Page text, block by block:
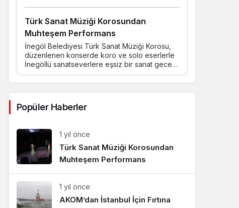
Gece Modu
Gece modunu seçin.
Sistem Modu
Sistem modunu seçin.
Türk Sanat Müziği Korosundan
Muhteşem Performans
İnegöl Belediyesi Türk Sanat Müziği Korosu,
düzenlenen konserde koro ve solo eserlerle
İnegöllü sanatseverlere eşsiz bir sanat gecesi
yaşattı.
Popüler Haberler
1 yıl önce
Türk Sanat Müziği Korosundan
Muhteşem Performans
1 yıl önce
AKOM’dan İstanbul İçin Fırtına